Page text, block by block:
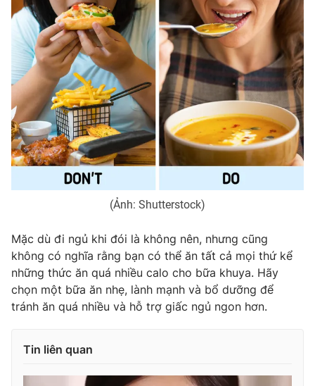
(Ảnh: Shutterstock)
Mặc dù đi ngủ khi đói là không nên, nhưng cũng
không có nghĩa rằng bạn có thể ăn tất cả mọi thứ kể
những thức ăn quá nhiều calo cho bữa khuya. Hãy
chọn một bữa ăn nhẹ, lành mạnh và bổ dưỡng để
tránh ăn quá nhiều và hỗ trợ giấc ngủ ngon hơn.
Tin liên quan